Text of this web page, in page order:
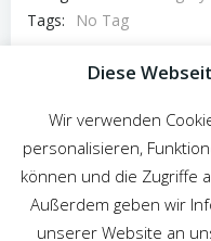
Tags:
No Tag
Post
Previous post
Diese
Wir verwenden
personalisieren,
können und die Zugriffe
Außerdem geben wir
unserer Website an